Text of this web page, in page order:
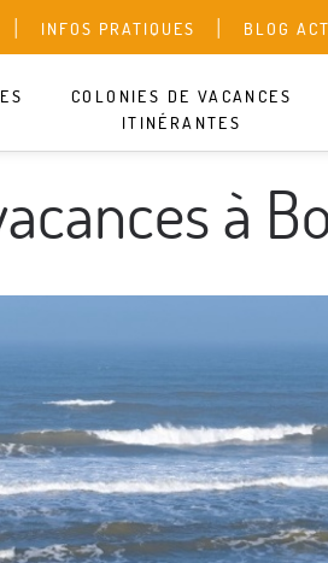
INFOS PRATIQUES BLOG
COLONIES DE VACANCES
ITINÉRANTES
à